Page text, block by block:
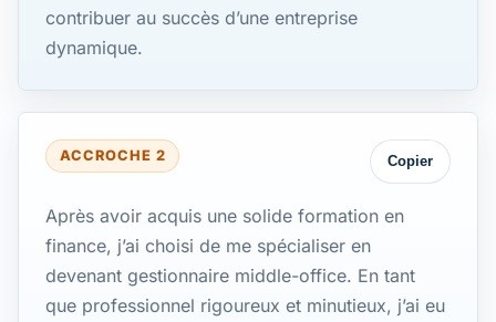
contribuer au succès d’une entreprise
dynamique.
ACCROCHE 2 Copier
Après avoir acquis une solide formation en
finance, j’ai choisi de me spécialiser en
devenant gestionnaire middle-office. En tant
que professionnel rigoureux et minutieux, j’ai eu